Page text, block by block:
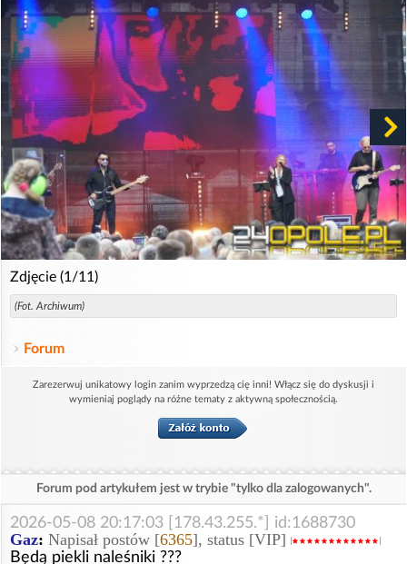
Zdjęcie (1/11)
(Fot. Archiwum)
Forum
Zarezerwuj unikatowy login zanim wyprzedzą cię inni! Włącz się do dyskusji i
wymieniaj poglądy na różne tematy z aktywną społecznością.
Forum pod artykułem jest w trybie "tylko dla zalogowanych".
2026-05-08 20:17:03 [178.43.255.*] id:1688730
Gaz: Napisał postów [6365], status [VIP]
Będą piekli naleśniki ???